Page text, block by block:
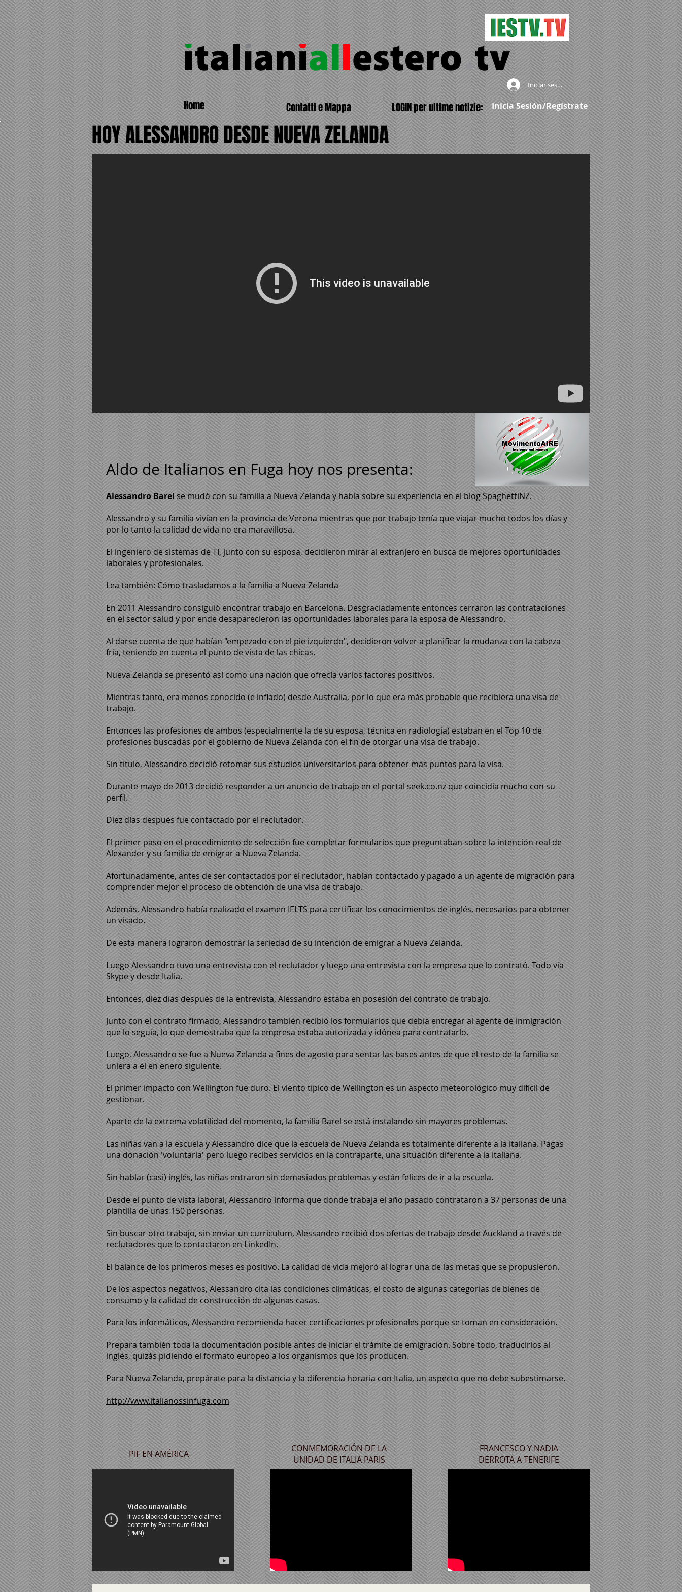
Iniciar sesión
Home Contatti e Mappa LOGIN per ultime notizie: Inicia Sesión/Regístrate
HOYALESSANDRO DESDE NUEVA ZELANDA
Aldo de Italianos en Fuga hoy nos presenta:
Alessandro Barelse mudó con su familia a Nueva Zelanda y habla sobre su experiencia en el blog SpaghettiNZ.
Alessandro y su familia vivían en la provincia de Verona mientras que por trabajo tenía que viajar mucho todos los días y
por lo tanto la calidad de vida no era maravillosa.
El ingeniero de sistemas de TI, junto con su esposa, decidieron mirar al extranjero en busca de mejores oportunidades
laborales y profesionales.
Lea también: Cómo trasladamos a la familia a Nueva Zelanda
En 2011 Alessandro consiguió encontrar trabajo en Barcelona. Desgraciadamente entonces cerraron las contrataciones
en el sector salud y por ende desaparecieron las oportunidades laborales para la esposa de Alessandro.
Al darse cuenta de que habían "empezado con el pie izquierdo", decidieron volver a planificar la mudanza con la cabeza
fría, teniendo en cuenta el punto de vista de las chicas.
Nueva Zelanda se presentó así como una nación que ofrecía varios factores positivos.
Mientras tanto, era menos conocido (e inflado) desde Australia, por lo que era más probable que recibiera una visa de
trabajo.
Entonces las profesiones de ambos (especialmente la de su esposa, técnica en radiología) estaban en el Top 10 de
profesiones buscadas por el gobierno de Nueva Zelanda con el fin de otorgar una visa de trabajo.
Sin título, Alessandro decidió retomar sus estudios universitarios para obtener más puntos para la visa.
Durante mayo de 2013 decidió responder a un anuncio de trabajo en el portal seek.co.nz que coincidía mucho con su
perfil.
Diez días después fue contactado por el reclutador.
El primer paso en el procedimiento de selección fue completar formularios que preguntaban sobre la intención real de
Alexander y su familia de emigrar a Nueva Zelanda.
Afortunadamente, antes de ser contactados por el reclutador, habían contactado y pagado a un agente de migración para
comprender mejor el proceso de obtención de una visa de trabajo.
Además, Alessandro había realizado el examen IELTS para certificar los conocimientos de inglés, necesarios para obtener
un visado.
De esta manera lograron demostrar la seriedad de su intención de emigrar a Nueva Zelanda.
Luego Alessandro tuvo una entrevista con el reclutador y luego una entrevista con la empresa que lo contrató. Todo vía
Skype y desde Italia.
Entonces, diez días después de la entrevista, Alessandro estaba en posesión del contrato de trabajo.
Junto con el contrato firmado, Alessandro también recibió los formularios que debía entregar al agente de inmigración
que lo seguía, lo que demostraba que la empresa estaba autorizada y idónea para contratarlo.
Luego, Alessandro se fue a Nueva Zelanda a fines de agosto para sentar las bases antes de que el resto de la familia se
uniera a él en enero siguiente.
El primer impacto con Wellington fue duro. El viento típico de Wellington es un aspecto meteorológico muy difícil de
gestionar.
Aparte de la extrema volatilidad del momento, la familia Barel se está instalando sin mayores problemas.
Las niñas van a la escuela y Alessandro dice que la escuela de Nueva Zelanda es totalmente diferente a la italiana. Pagas
una donación 'voluntaria' pero luego recibes servicios en la contraparte, una situación diferente a la italiana.
Sin hablar (casi) inglés, las niñas entraron sin demasiados problemas y están felices de ir a la escuela.
Desde el punto de vista laboral, Alessandro informa que donde trabaja el año pasado contrataron a 37 personas de una
plantilla de unas 150 personas.
Sin buscar otro trabajo, sin enviar un currículum, Alessandro recibió dos ofertas de trabajo desde Auckland a través de
reclutadores que lo contactaron en LinkedIn.
El balance de los primeros meses es positivo. La calidad de vida mejoró al lograr una de las metas que se propusieron.
De los aspectos negativos, Alessandro cita las condiciones climáticas, el costo de algunas categorías de bienes de
consumo y la calidad de construcción de algunas casas.
Para los informáticos, Alessandro recomienda hacer certificaciones profesionales porque se toman en consideración.
Prepara también toda la documentación posible antes de iniciar el trámite de emigración. Sobre todo, traducirlos al
inglés, quizás pidiendo el formato europeo a los organismos que los producen.
Para Nueva Zelanda, prepárate para la distancia y la diferencia horaria con Italia, un aspecto que no debe subestimarse.
http://www.italianossinfuga.com
PIF EN AMÉRICA
CONMEMORACIÓN DE LA
UNIDAD DE ITALIA PARIS
FRANCESCO Y NADIA
DERROTA A TENERIFE